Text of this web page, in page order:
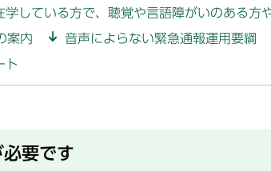
している方で、聴覚や言語障がいのある方
案内
音声によらない緊急通報運用要綱
ト
要です